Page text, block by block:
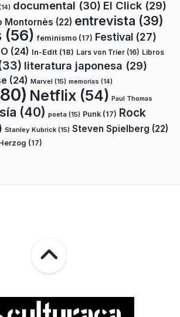
documental (30) El Click (29)
Montornès (22) entrevista (39)
(56) feminismo (17) Festival (27)
(24) In-Edit (18) Lars von Trier (16) Libros
literatura japonesa (29)
(24) Marvel (15) memorias (14)
Netflix (54) Paul Thomas
(40) poeta (15) Punk (17) Rock
Stanley Kubrick (15) Steven Spielberg (22)
(17)